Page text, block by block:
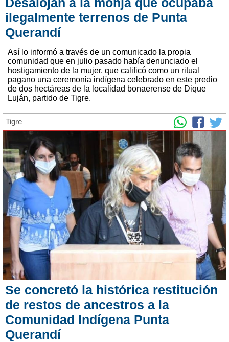
ilegalmente terrenos de Punta
Querandí
Así lo informó a través de un comunicado la propia
comunidad que en julio pasado había denunciado el
hostigamiento de la mujer, que calificó como un ritual
pagano una ceremonia indígena celebrado en este predio
de dos hectáreas de la localidad bonaerense de Dique
Luján, partido de Tigre.
Tigre
Se concretó la histórica restitución
de restos de ancestros a la
Comunidad Indígena Punta
Querandí